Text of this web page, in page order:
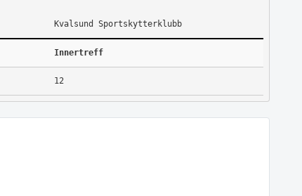
Kvalsund Sportskytterklubb
Innertreff
12